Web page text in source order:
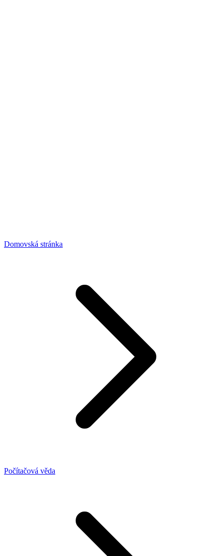
Domovská stránka
Počítačová věda